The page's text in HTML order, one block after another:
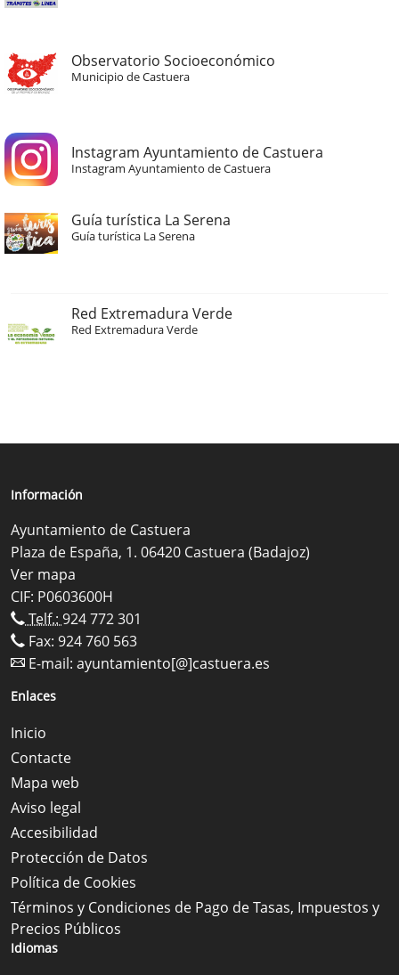
Observatorio Socioeconómico
Municipio de Castuera
Instagram Ayuntamiento de Castuera
Instagram Ayuntamiento de Castuera
Guía turística La Serena
Guía turística La Serena
Red Extremadura Verde
Red Extremadura Verde
Información
Ayuntamiento de Castuera
Plaza de España, 1. 06420 Castuera (Badajoz)
Ver mapa
CIF: P0603600H
Telf.: 924 772 301
Fax: 924 760 563
E-mail: ayuntamiento[@]castuera.es
Enlaces
Inicio
Contacte
Mapa web
Aviso legal
Accesibilidad
Protección de Datos
Política de Cookies
Términos y Condiciones de Pago de Tasas, Impuestos y
Precios Públicos
Idiomas